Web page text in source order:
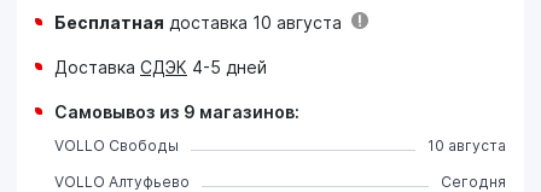
Бесплатная доставка 10 августа
Доставка СДЭК 4-5 дней
Самовывоз из 9 магазинов:
VOLLO Свободы
10 августа
VOLLO Алтуфьево
Сегодня